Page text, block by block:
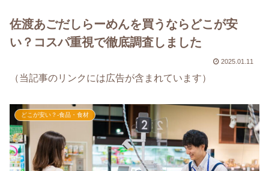
佐渡あごだしらーめんを買うならどこが安
い？コスパ重視で徹底調査しました
2025.01.11
（当記事のリンクには広告が含まれています）
どこが安い？-食品・食材